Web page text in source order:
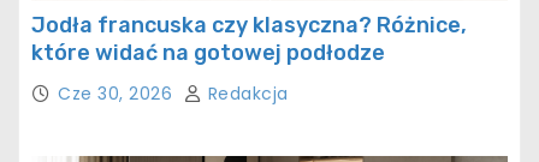
Jodła francuska czy klasyczna? Różnice,
które widać na gotowej podłodze
Cze 30, 2026 Redakcja